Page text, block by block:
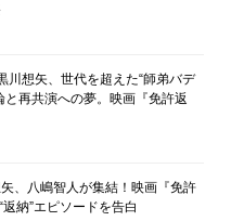
川想矢、世代を超えた“師弟バデ
と再共演への夢。映画『免許返
、八嶋智人が集結！映画『免許
納”エピソードを告白